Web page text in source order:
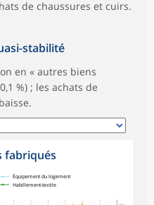
de chaussures et cuirs.
stabilité
en « autres biens
%) ; les achats de
fabriqués
Équipement du logement
Habillement-textile